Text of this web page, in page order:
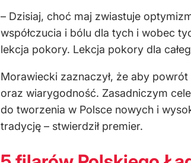
– Dzisiaj, choć maj zwiastuje
współczucia i bólu dla tych i wobec
lekcja pokory. Lekcja pokory dla
Morawiecki zaznaczył, że aby
oraz wiarygodność. Zasadniczym
do tworzenia w Polsce nowych i
tradycję – stwierdził premier.